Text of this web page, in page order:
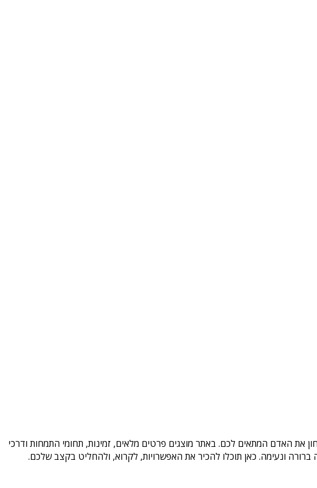
את האדם המתאים לכם. באתר מוצגים פרטים מלאים, זמינות, תחומי התמחות ודרכי
ונעימה. כאן תוכלו להכיר את האפשרויות, לקרוא, ולהחליט בקצב שלכם.